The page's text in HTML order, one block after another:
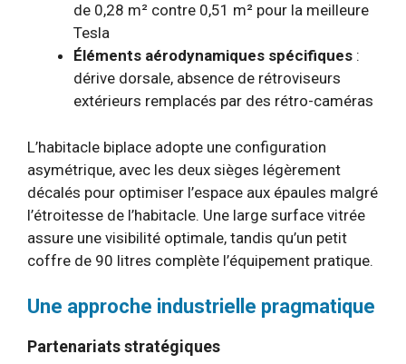
de 0,28 m² contre 0,51 m² pour la meilleure
Tesla
Éléments aérodynamiques spécifiques :
dérive dorsale, absence de rétroviseurs
extérieurs remplacés par des rétro-caméras
L’habitacle biplace adopte une configuration
asymétrique, avec les deux sièges légèrement
décalés pour optimiser l’espace aux épaules malgré
l’étroitesse de l’habitacle. Une large surface vitrée
assure une visibilité optimale, tandis qu’un petit
coffre de 90 litres complète l’équipement pratique.
Une approche industrielle pragmatique
Partenariats stratégiques